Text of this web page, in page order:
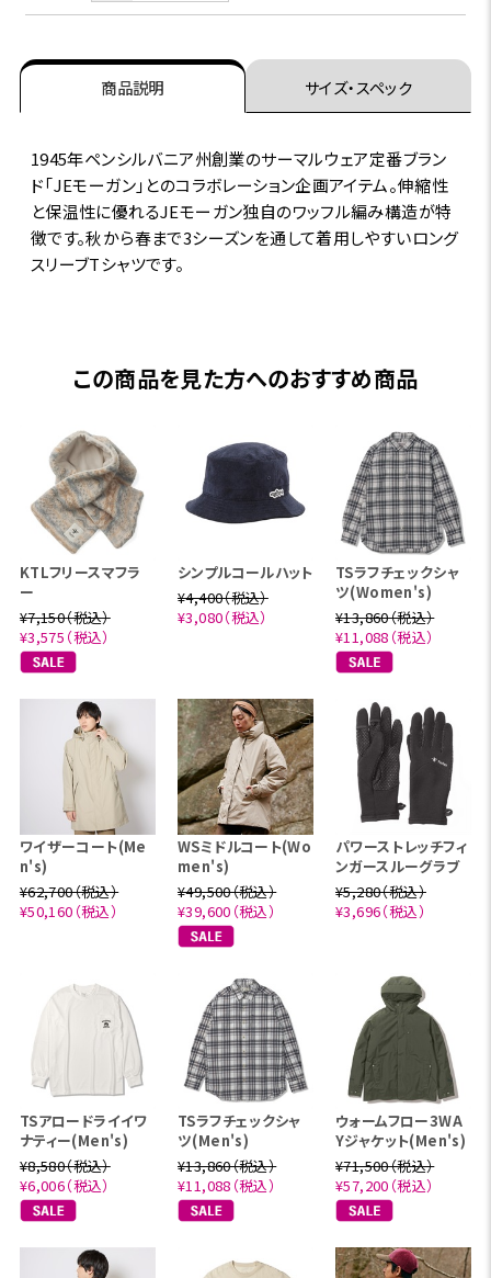
商品説明 サイズ・スペック
1945年ペンシルバニア州創業のサーマルウェア定番ブラン
ド「JEモーガン」とのコラボレーション企画アイテム。伸縮性
と保温性に優れるJEモーガン独自のワッフル編み構造が特
徴です。秋から春まで3シーズンを通して着用しやすいロング
スリーブTシャツです。
この商品を見た方へのおすすめ商品
KTLフリースマフラ
ー
¥7,150（税込）
¥3,575（税込）
シンプルコールハット
¥4,400（税込）
¥3,080（税込）
TSラフチェックシャ
ツ(Women's)
¥13,860（税込）
¥11,088（税込）
ワイザーコート(Me
n's)
¥62,700（税込）
¥50,160（税込）
WSミドルコート(Wo
men's)
¥49,500（税込）
¥39,600（税込）
パワーストレッチフィ
ンガースルーグラブ
¥5,280（税込）
¥3,696（税込）
TSアロードライイワ
ナティー(Men's)
¥8,580（税込）
¥6,006（税込）
TSラフチェックシャ
ツ(Men's)
¥13,860（税込）
¥11,088（税込）
ウォームフロー3WA
Yジャケット(Men's)
¥71,500（税込）
¥57,200（税込）